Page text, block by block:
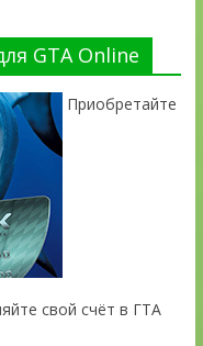
GTA Online
Приобретайте
свой счёт в ГТА